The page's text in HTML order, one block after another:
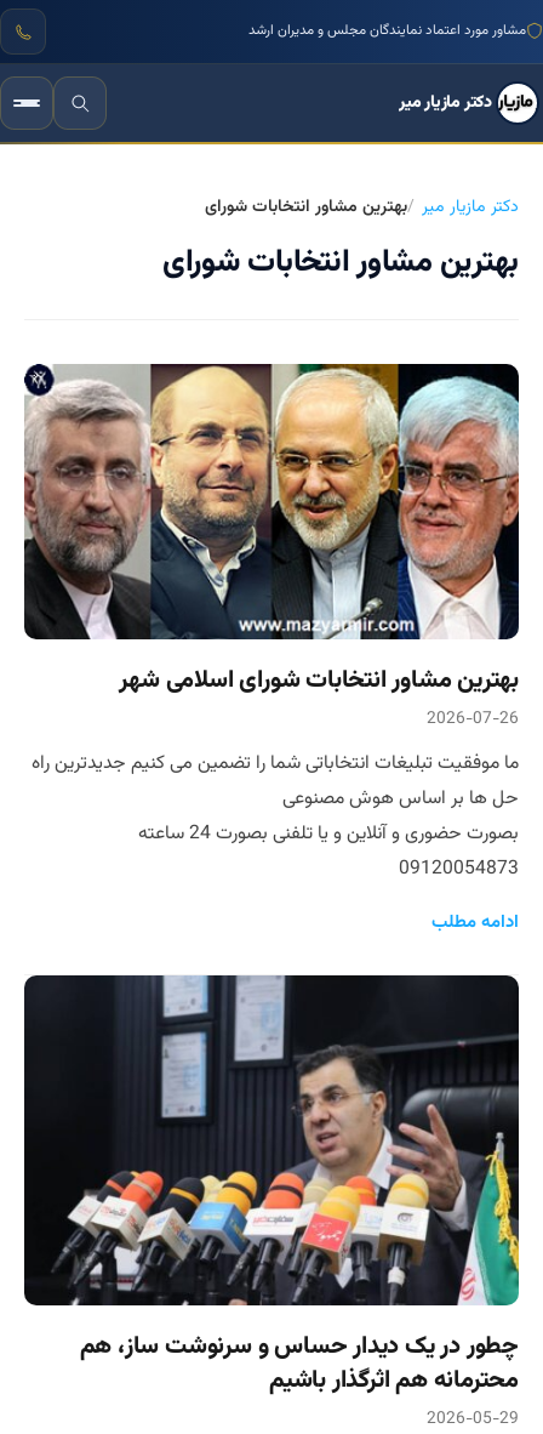
مشاور مورد اعتماد نمایندگان مجلس و مدیران ارشد
دکتر مازیار میر
دکتر مازیار میر بهترین مشاور انتخابات شورای
بهترین مشاور انتخابات شورای
بهترین مشاور انتخابات شورای اسلامی شهر
2026-07-26
ما موفقیت تبلیغات انتخاباتی شما را تضمین می کنیم جدیدترین راه
حل ها بر اساس هوش مصنوعی
بصورت حضوری و آنلاین و یا تلفنی بصورت 24 ساعته
09120054873
ادامه مطلب
چطور در یک دیدار حساس و سرنوشت ساز، هم
محترمانه هم اثرگذار باشیم
2026-05-29